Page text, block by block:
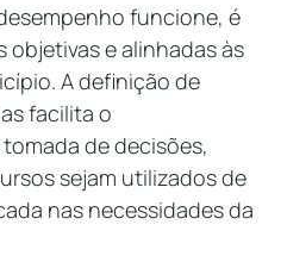
funcione, é
objetivas e alinhadas às
A definição de
facilita o
de decisões,
sejam utilizados de
nas necessidades da